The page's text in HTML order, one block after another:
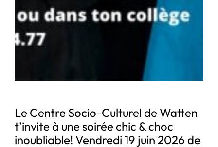
Le Centre Socio-Culturel de Watten
t’invite à une soirée chic & choc
inoubliable! Vendredi 19 juin 2026 de